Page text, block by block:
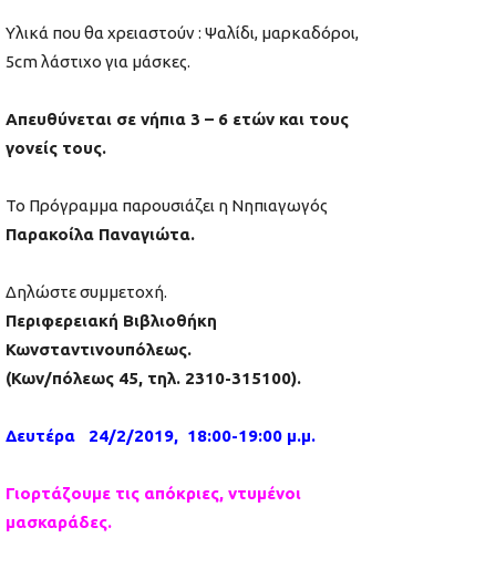
Υλικά που θα χρειαστούν : Ψαλίδι, μαρκαδόροι,
5cm λάστιχο για μάσκες.
Απευθύνεται σε νήπια 3 – 6 ετών και τους
γονείς τους.
Το Πρόγραμμα παρουσιάζει η Νηπιαγωγός
Παρακοίλα Παναγιώτα.
Δηλώστε συμμετοχή.
Περιφερειακή Βιβλιοθήκη
Κωνσταντινουπόλεως.
(Κων/πόλεως 45, τηλ. 2310-315100).
Δευτέρα 24/2/2019, 18:00-19:00 μ.μ.
Γιορτάζουμε τις απόκριες, ντυμένοι
μασκαράδες.